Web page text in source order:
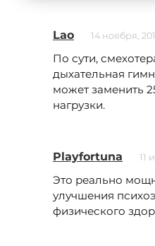
Lao 14 ноября,
По сути,
дыхательная
может заменить
нагрузки.
Playfortuna 11
Это реально
улучшения
физического